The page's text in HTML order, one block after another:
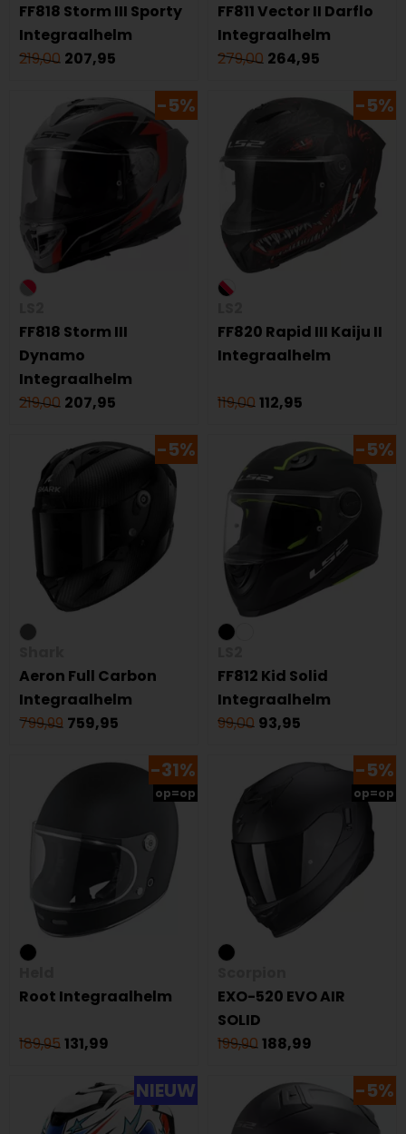
FF818 Storm III Sporty
Integraalhelm
219,00 207,95
FF811 Vector II Darflo
Integraalhelm
279,00 264,95
-5%
FF818 Storm III
Dynamo
Integraalhelm
219,00 207,95
-5%
FF820 Rapid III Kaiju II
Integraalhelm
119,00112,95
-5%
Aeron Full Carbon
Integraalhelm
799,99 759,95
-5%
FF812 Kid Solid
Integraalhelm
99,00 93,95
-31%
op=op
Root Integraalhelm
189,95 131,99
-5%
op=op
EXO-520 EVO AIR
SOLID
199,90 188,99
NIEUW -5%